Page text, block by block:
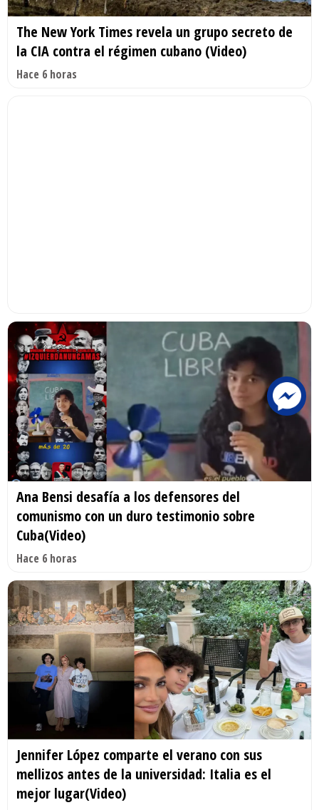
The New York Times revela un grupo secreto de
la CIA contra el régimen cubano (Video)
Hace 6 horas
Ana Bensi desafía a los defensores del
comunismo con un duro testimonio sobre
Cuba(Video)
Hace 6 horas
Jennifer López comparte el verano con sus
mellizos antes de la universidad: Italia es el
mejor lugar(Video)